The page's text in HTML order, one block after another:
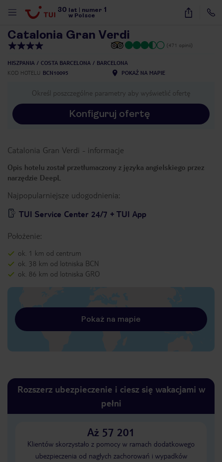
30 lat numer 1
w Polsce
40
Catalonia Gran Verdi
(471 opinii)
HISZPANIA COSTA BARCELONA
BARCELONA
KOD HOTELU BCN10095 POKAŻ NA MAPIE
Określ poszczególne parametry aby wyświetlić ofertę
Konfiguruj ofertę
Catalonia Gran Verdi - informacje
Opis hotelu został przetłumaczony z języka angielskiego przez
narzędzie DeepL
Najpopularniejsze udogodnienia:
TUI Service Center 24/7 + TUI App
Położenie:
ok. 1 km od centrum
ok. 38 km od lotniska BCN
ok. 86 km od lotniska GRO
Pokaż na mapie
Rozszerz ubezpieczenie i ciesz się wakacjami w
pełni
Aż 57 201
Klientów skorzystało z pomocy w ramach dodatkowego
ubezpieczenia od nagłych zachorowań i wypadków